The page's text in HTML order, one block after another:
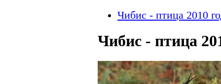
Чибис - птица 2010
Чибис - птица